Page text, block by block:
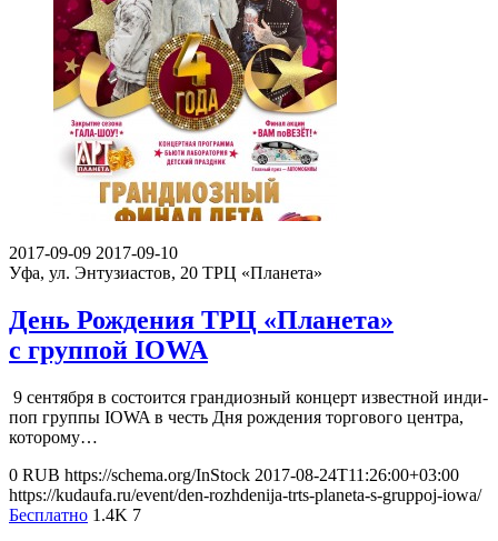
2017-09-09 2017-09-10
Уфа, ул. Энтузиастов, 20 ТРЦ «Планета»
День Рождения ТРЦ «Планета»
с группой IOWA
9 сентября в состоится грандиозный концерт известной инди-
поп группы IOWA в честь Дня рождения торгового центра,
которому…
0 RUB https://schema.org/InStock 2017-08-24T11:26:00+03:00
https://kudaufa.ru/event/den-rozhdenija-trts-planeta-s-gruppoj-iowa/
Бесплатно 1.4K 7